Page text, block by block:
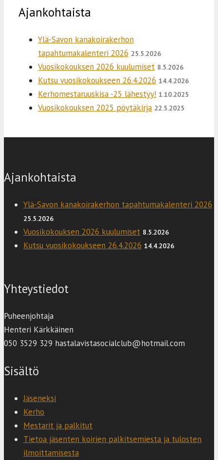
Ajankohtaista
Ylä-Savon kanakoirakerhon
tapahtumakalenteri 2026 25.5.2026
Vuosikokouksen 2026 kuulumiset 8.5.2026
Kutsu vuosikokoukseen 26.4.2026 14.4.2026
Kerhomestaruuskisa -25 lähestyy! 1.10.2025
Vuosikokouksen 2025 pöytäkirja 22.5.2025
Ajankohtaista
Ylä-Savon kanakoirakerhon tapahtumakalenteri 2026
25.5.2026
Vuosikokouksen 2026 kuulumiset 8.5.2026
Kutsu vuosikokoukseen 26.4.2026 14.4.2026
Yhteystiedot
Puheenjohtaja
Henteri Kärkkäinen
050 3529 329 hastalavistasocialclub@hotmail.com
Sisältö
Jäseneksi
Kerho
Mestarit ja palkitut
Tietoa jäsenten koirien palkitsemiesta ja tulosten
ilmoittamisesta